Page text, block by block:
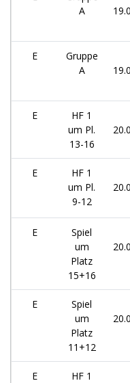
A
E
Gruppe
A
E
HF 1
um Pl.
13-16
E
HF 1
um Pl.
9-12
E
Spiel
um
Platz
15+16
E
Spiel
um
Platz
11+12
E
HF 1